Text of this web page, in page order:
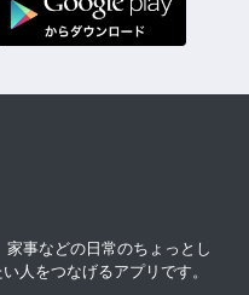
事などの日常のちょっとし
人をつなげるアプリです。